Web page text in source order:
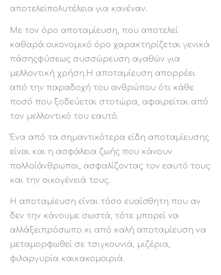
αποτελείπολυτέλεια για κανέναν.
Με τον όρο αποταμίευση, που αποτελεί
καθαρά οικονομικό όρο χαρακτηρίζεται γενικά
πάσηςφύσεως συσσώρευση αγαθών για
μελλοντική χρήση.Η αποταμίευση απορρέει
από την παραδοχή του ανθρώπου ότι κάθε
ποσό που ξοδεύεται στοτώρα, αφαιρείται από
τον μελλοντικό του εαυτό.
Ένα από τα σημαντικότερα είδη αποταμίευσης
είναι και η ασφάλεια ζωής που κάνουν
πολλοίάνθρωποι, ασφαλίζοντας τον εαυτό τους
και την οικογένειά τους.
Η αποταμίευση είναι τόσο ευαίσθητη που αν
δεν την κάνουμε σωστά, τότε μπορεί να
αλλάξειπρόσωπο κι από καλή αποταμίευση να
μεταμορφωθεί σε τσιγκουνιά, μιζέρια,
φιλαργυρία καικακομοιριά.